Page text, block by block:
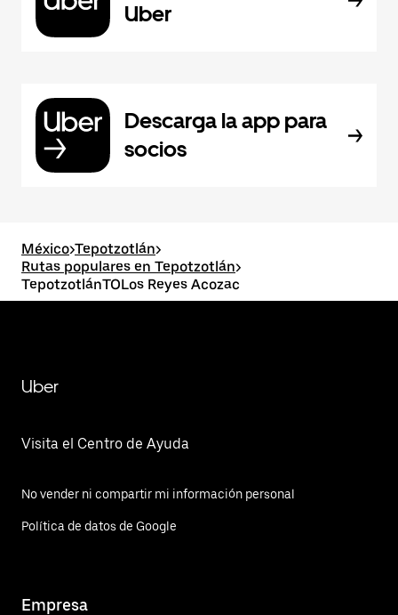
Uber
Descarga la app para
socios
México>Tepotzotlán>
Rutas populares en Tepotzotlán>
TepotzotlánTOLos Reyes Acozac
Uber
Visita el Centro de Ayuda
No vender ni compartir mi información personal
Política de datos de Google
Empresa